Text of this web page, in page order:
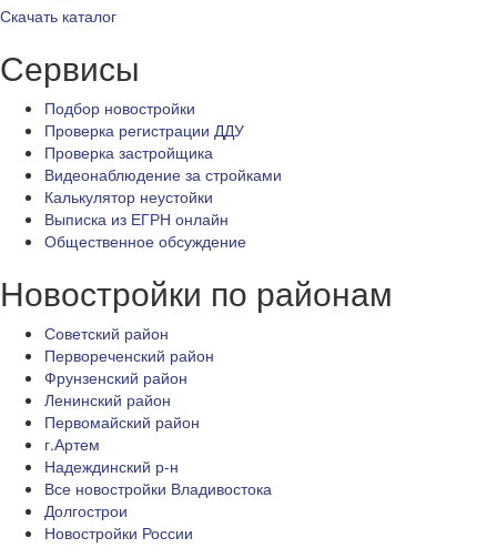
Скачать каталог
Сервисы
Подбор новостройки
Проверка регистрации ДДУ
Проверка застройщика
Видеонаблюдение за стройками
Калькулятор неустойки
Выписка из ЕГРН онлайн
Общественное обсуждение
Новостройки по районам
Советский район
Первореченский район
Фрунзенский район
Ленинский район
Первомайский район
г.Артем
Надеждинский р-н
Все новостройки Владивостока
Долгострои
Новостройки России